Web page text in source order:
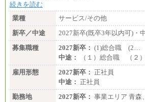
続きを読む
業種
サービス/その他
新卒／中途
2027新卒(既卒3年以内可)・
募集職種
2027新卒： (1)総合職 (2…
中途：
（１）総合職 （２
雇用形態
2027新卒： 正社員
中途： 正社員
勤務地
2027新卒： 事業エリア 青